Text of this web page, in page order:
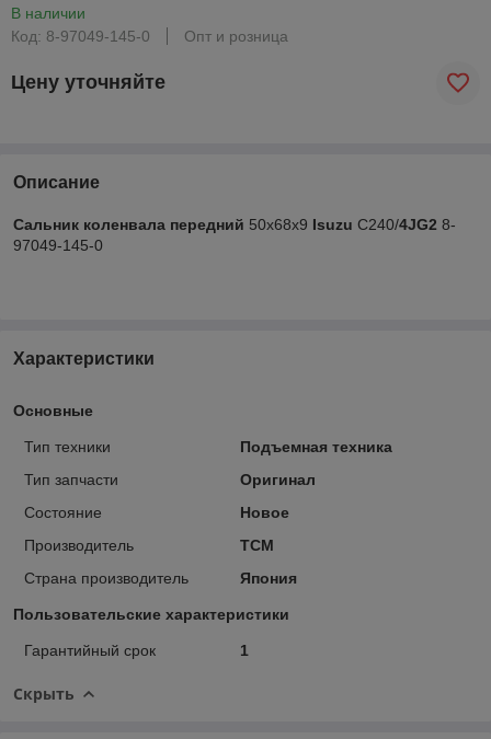
В наличии
Код: 8-97049-145-0
Опт и розница
Цену уточняйте
Описание
Сальник коленвала передний 50x68x9 Isuzu C240/4JG2 8-
97049-145-0
Характеристики
Основные
Тип техники
Подъемная техника
Тип запчасти
Оригинал
Состояние
Новое
Производитель
TCM
Страна производитель
Япония
Пользовательские характеристики
Гарантийный срок 1
Скрыть